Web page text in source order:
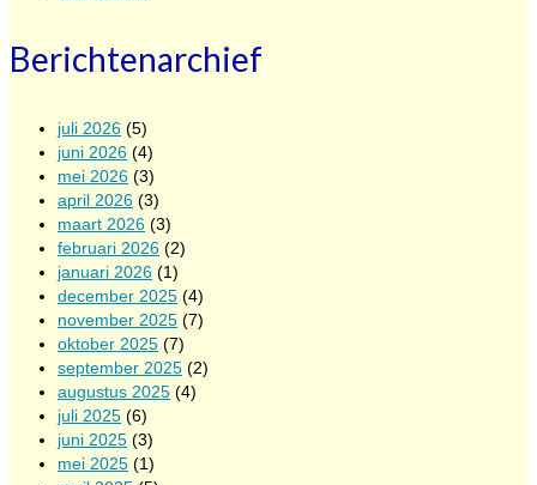
Berichtenarchief
juli 2026 (5)
juni 2026 (4)
mei 2026 (3)
april 2026 (3)
maart 2026 (3)
februari 2026 (2)
januari 2026 (1)
december 2025 (4)
november 2025 (7)
oktober 2025 (7)
september 2025 (2)
augustus 2025 (4)
juli 2025 (6)
juni 2025 (3)
mei 2025 (1)